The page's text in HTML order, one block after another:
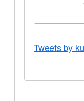
Tweets by